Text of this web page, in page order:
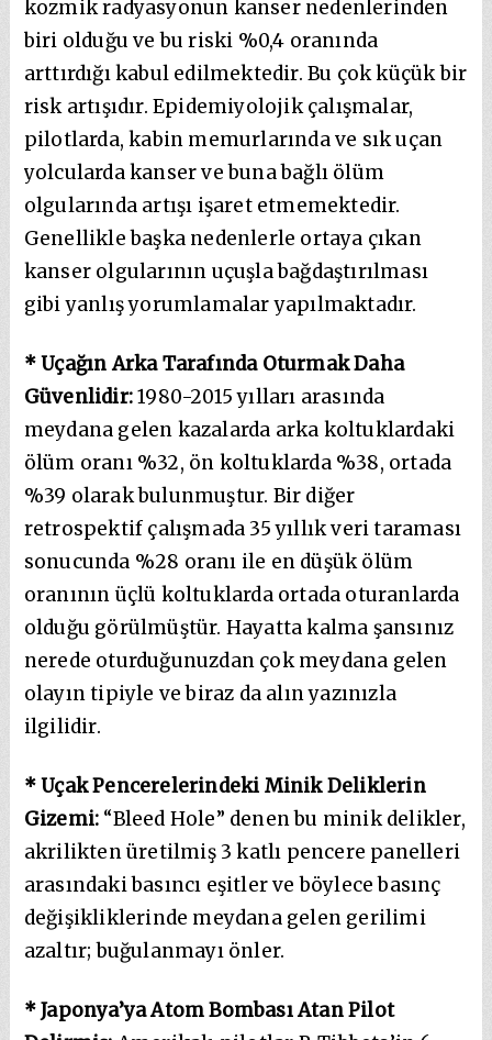
kozmik radyasyonun kanser nedenlerinden
biri olduğu ve bu riski %0,4 oranında
arttırdığı kabul edilmektedir. Bu çok küçük bir
risk artışıdır. Epidemiyolojik çalışmalar,
pilotlarda, kabin memurlarında ve sık uçan
yolcularda kanser ve buna bağlı ölüm
olgularında artışı işaret etmemektedir.
Genellikle başka nedenlerle ortaya çıkan
kanser olgularının uçuşla bağdaştırılması
gibi yanlış yorumlamalar yapılmaktadır.
* Uçağın Arka Tarafında Oturmak Daha
Güvenlidir:1980-2015 yılları arasında
meydana gelen kazalarda arka koltuklardaki
ölüm oranı %32, ön koltuklarda %38, ortada
%39 olarak bulunmuştur. Bir diğer
retrospektif çalışmada 35 yıllık veri taraması
sonucunda %28 oranı ile en düşük ölüm
oranının üçlü koltuklarda ortada oturanlarda
olduğu görülmüştür. Hayatta kalma şansınız
nerede oturduğunuzdan çok meydana gelen
olayın tipiyle ve biraz da alın yazınızla
ilgilidir.
* Uçak Pencerelerindeki Minik Deliklerin
Gizemi: “Bleed Hole” denen bu minik delikler,
akrilikten üretilmiş 3 katlı pencere panelleri
arasındaki basıncı eşitler ve böylece basınç
değişikliklerinde meydana gelen gerilimi
azaltır; buğulanmayı önler.
* Japonya’ya Atom Bombası Atan Pilot